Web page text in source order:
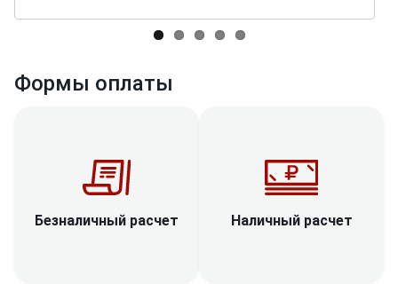
Формы оплаты
Безналичный расчет Наличный расчет